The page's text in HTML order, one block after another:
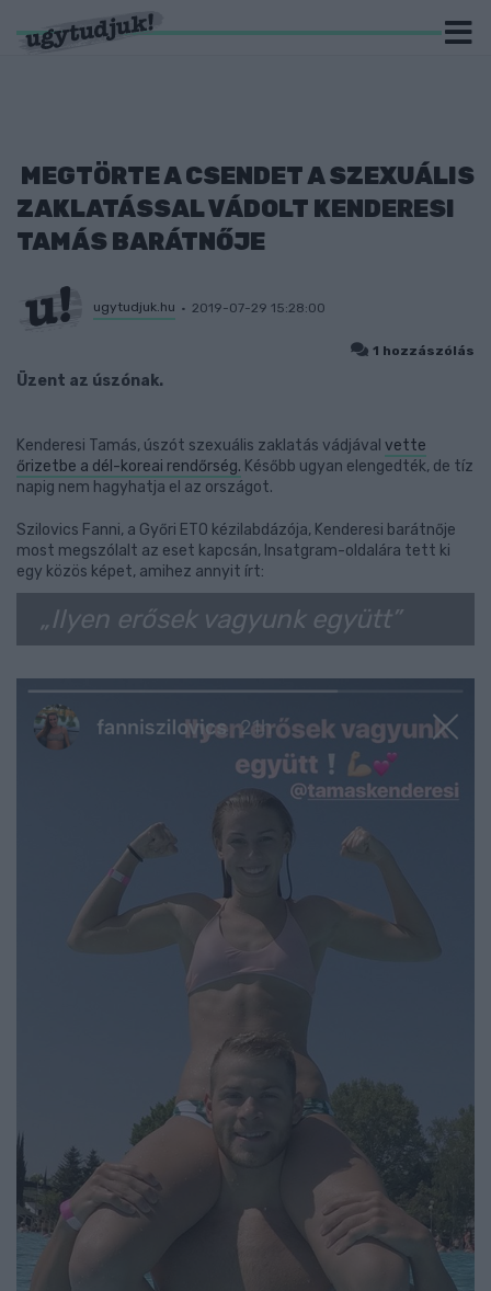
MEGTÖRTE A CSENDET A SZEXUÁLIS
ZAKLATÁSSAL VÁDOLT KENDERESI
TAMÁS BARÁTNŐJE
ugytudjuk.hu 2019-07-29 15:28:00
1 hozzászólás
Üzent az úszónak.
Kenderesi Tamás, úszót szexuális zaklatás vádjával vette
őrizetbe a dél-koreai rendőrség. Később ugyan elengedték, de tíz
napig nem hagyhatja el az országot.
Szilovics Fanni, a Győri ETO kézilabdázója, Kenderesi barátnője
most megszólalt az eset kapcsán, Insatgram-oldalára tett ki
egy közös képet, amihez annyit írt:
„Ilyen erősek vagyunk együtt”